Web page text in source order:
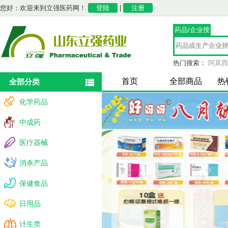
您好：欢迎来到立强医药网！ 登陆 注册
药品/企业搜
索
热门搜索： 阿莫
全部分类 首页 全部商品 热
全部分类
化学药品
中成药
医疗器械
消杀产品
保健食品
日用品
计生类